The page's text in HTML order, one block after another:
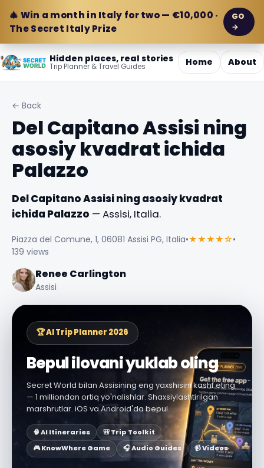
🎄 Win a month in Italy for two — €10,000 ·
The Secret Italy Prize
GO
→
Hidden places, real stories
Trip Planner & Travel Guides Home About
← Back
Del Capitano Assisi ning
asosiy kvadrat ichida
Palazzo
Del Capitano Assisi ning asosiy kvadrat
ichida Palazzo — Assisi, Italia.
Piazza del Comune, 1, 06081 Assisi PG, Italia•★★★★☆•
139 views
Renee Carlington
Assisi
🏆 AI Trip Planner 2026
Bepul ilovani yuklab oling
Secret World bilan Assisining eng yaxshisini kashf eting
— 1 milliondan ortiq yo'nalishlar. Shaxsiylashtirilgan
marshrutlar. iOS va Android'da bepul.
🧠 AI Itineraries
🎒 Trip Toolkit
🎮 KnowWhere Game
🎧 Audio Guides 📹 Videos